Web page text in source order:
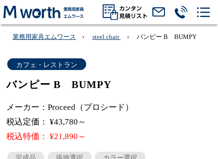
業務用家具エムワース steel chair バンピー B BUMPY
カフェ・レストラン
バンピー B BUMPY
メーカー：Proceed（プロシード）
税込定価： ¥43,780～
税込特価： ¥21,890～
完成品 張地選択
カラー選択